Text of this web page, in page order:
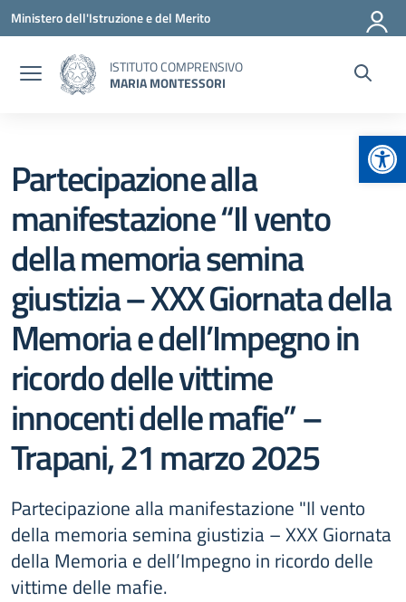
Vai ai contenuti
Vai al menu di navigazione
Vai al footer
Ministero dell'Istruzione e del Merito
ISTITUTO COMPRENSIVO
MARIA MONTESSORI
Partecipazione alla
manifestazione “Il vento
della memoria semina
giustizia – XXX Giornata della
Memoria e dell’Impegno in
ricordo delle vittime
innocenti delle mafie” –
Trapani, 21 marzo 2025
Partecipazione alla manifestazione "Il vento
della memoria semina giustizia – XXX Giornata
della Memoria e dell’Impegno in ricordo delle
vittime delle mafie.